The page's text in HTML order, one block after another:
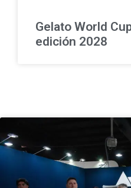
Gelato World
edición 2028